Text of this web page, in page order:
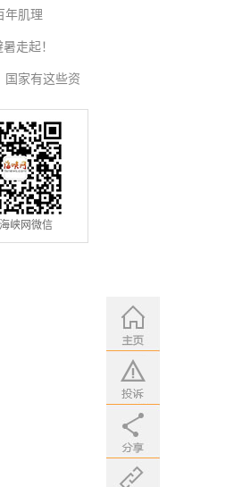
年肌理
走起！
国家有这些资
峡网微信